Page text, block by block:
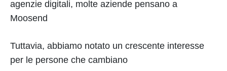
agenzie digitali, molte aziende pensano a
Moosend
Tuttavia, abbiamo notato un crescente interesse
per le persone che cambiano